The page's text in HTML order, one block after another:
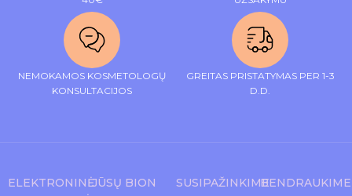
NEMOKAMOS KOSMETOLOGŲ
KONSULTACIJOS
GREITAS PRISTATYMAS PER 1-3
D.D.
ELEKTRONINĖJŪSŲ BION
SUSIPAŽINKIMEBENDRAUKIME